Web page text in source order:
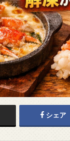
シェア